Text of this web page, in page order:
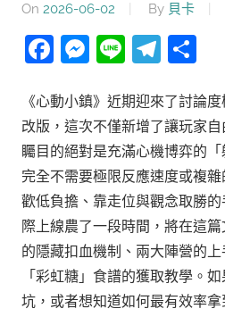
On 2026-06-02 By 貝卡
Facebook
Messenger
Line
《心動小鎮》近期迎來了討論
改版，這次不僅新增了讓玩家
矚目的絕對是充滿心機博弈的
完全不需要極限反應速度或複
歡低負擔、靠走位與觀念取勝
際上線農了一段時間，將在這
的隱藏扣血機制、兩大陣營的
「彩虹糖」食譜的獲取教學。
坑，或者想知道如何最有效率